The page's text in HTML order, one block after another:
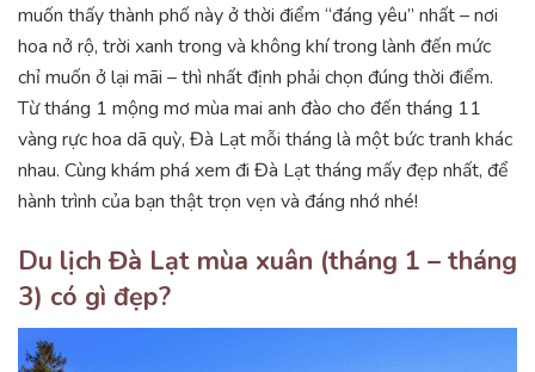
muốn thấy thành phố này ở thời điểm “đáng yêu” nhất – nơi
hoa nở rộ, trời xanh trong và không khí trong lành đến mức
chỉ muốn ở lại mãi – thì nhất định phải chọn đúng thời điểm.
Từ tháng 1 mộng mơ mùa mai anh đào cho đến tháng 11
vàng rực hoa dã quỳ, Đà Lạt mỗi tháng là một bức tranh khác
nhau. Cùng khám phá xem đi Đà Lạt tháng mấy đẹp nhất, để
hành trình của bạn thật trọn vẹn và đáng nhớ nhé!
Du lịch Đà Lạt mùa xuân (tháng 1 – tháng
3) có gì đẹp?